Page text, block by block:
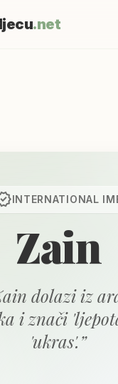
.net
INTERNATIONAL
Zain
dolazi iz
i znači
'ukras'.”